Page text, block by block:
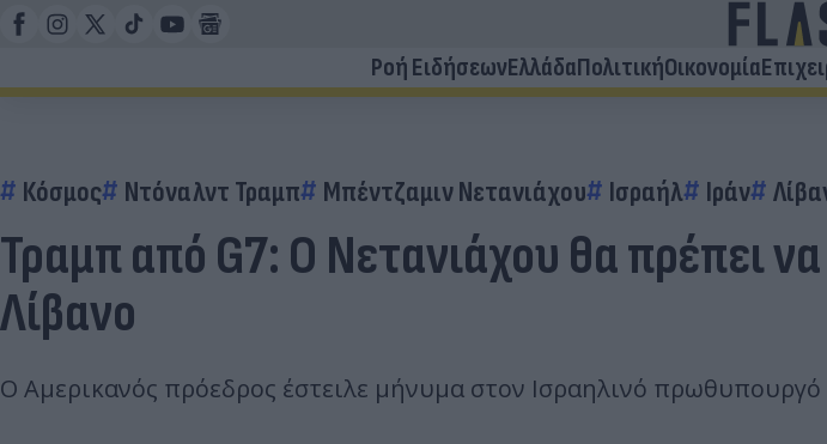
Ροή ΕιδήσεωνΕλλάδαΠολιτικήΟικονομία
Κόσμος Ντόναλντ Τραμπ Μπέντζαμιν Νετανιάχου Ισραήλ Ιράν
Τραμπ από G7: Ο Νετανιάχου θα πρέπει
Λίβανο
Ο Αμερικανός πρόεδρος έστειλε μήνυμα στον Ισραηλινό πρωθυπουργό